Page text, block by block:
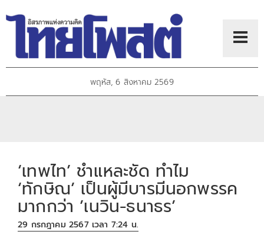
พฤหัส, 6 สิงหาคม 2569
‘เทพไท’ ชำแหละชัด ทำไม
‘ทักษิณ’ เป็นผู้มีบารมีนอกพรรค
มากกว่า ’เนวิน-ธนาธร’
29 กรกฎาคม 2567 เวลา 7:24 น.